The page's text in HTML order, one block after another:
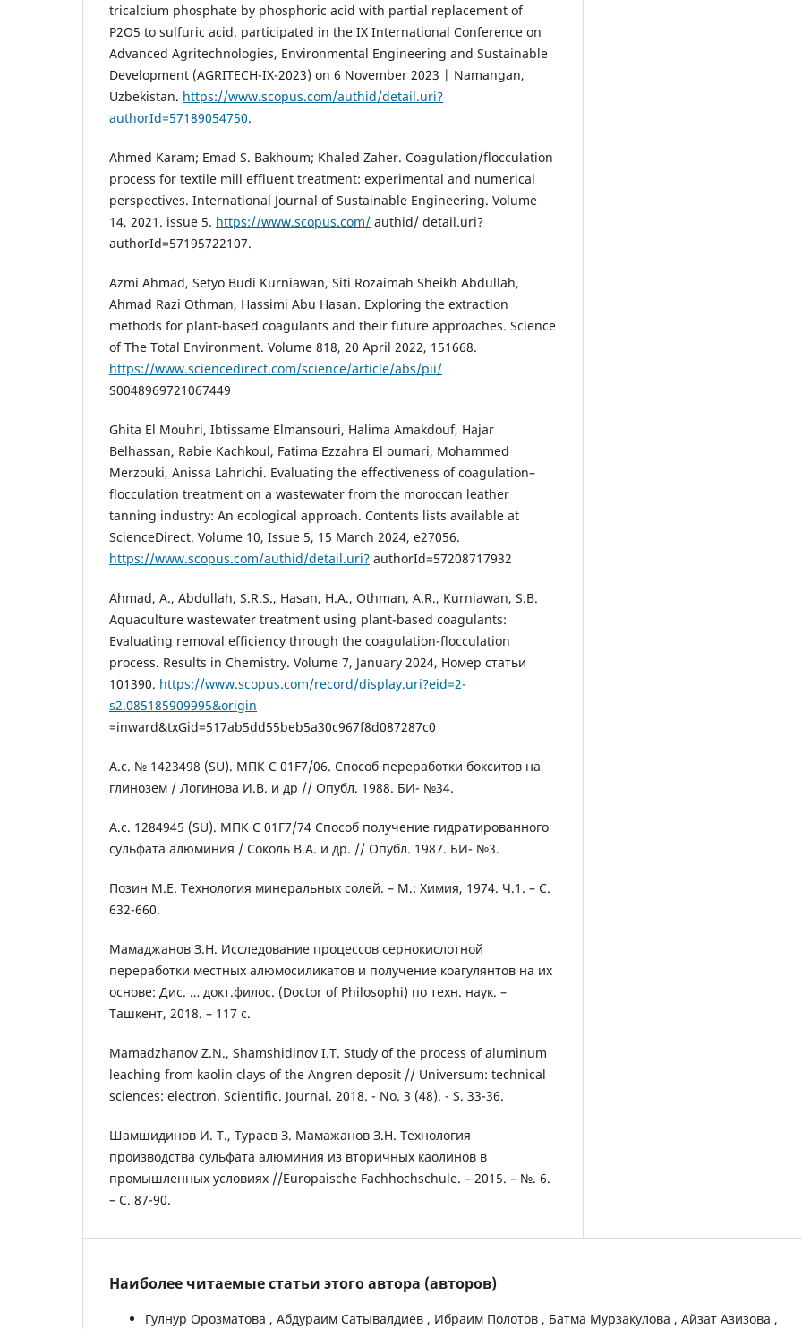
tricalcium phosphate by phosphoric acid with partial replacement of
P2O5 to sulfuric acid. participated in the IX International Conference on
Advanced Agritechnologies, Environmental Engineering and Sustainable
Development (AGRITECH-IX-2023) on 6 November 2023 | Namangan,
Uzbekistan. https://www.scopus.com/authid/detail.uri?
authorId=57189054750.
Ahmed Karam; Emad S. Bakhoum; Khaled Zaher. Coagulation/flocculation
process for textile mill effluent treatment: experimental and numerical
perspectives. International Journal of Sustainable Engineering. Volume
14, 2021. issue 5. https://www.scopus.com/ authid/ detail.uri?
authorId=57195722107.
Azmi Ahmad, Setyo Budi Kurniawan, Siti Rozaimah Sheikh Abdullah,
Ahmad Razi Othman, Hassimi Abu Hasan. Exploring the extraction
methods for plant-based coagulants and their future approaches. Science
of The Total Environment. Volume 818, 20 April 2022, 151668.
https://www.sciencedirect.com/science/article/abs/pii/
S0048969721067449
Ghita El Mouhri, Ibtissame Elmansouri, Halima Amakdouf, Hajar
Belhassan, Rabie Kachkoul, Fatima Ezzahra El oumari, Mohammed
Merzouki, Anissa Lahrichi. Evaluating the effectiveness of coagulation–
flocculation treatment on a wastewater from the moroccan leather
tanning industry: An ecological approach. Contents lists available at
ScienceDirect. Volume 10, Issue 5, 15 March 2024, e27056.
https://www.scopus.com/authid/detail.uri? authorId=57208717932
Ahmad, A., Abdullah, S.R.S., Hasan, H.A., Othman, A.R., Kurniawan, S.B.
Aquaculture wastewater treatment using plant-based coagulants:
Evaluating removal efficiency through the coagulation-flocculation
process. Results in Chemistry. Volume 7, January 2024, Номер статьи
101390. https://www.scopus.com/record/display.uri?eid=2-
s2.085185909995&origin
=inward&txGid=517ab5dd55beb5a30c967f8d087287c0
А.с. № 1423498 (SU). МПК С 01F7/06. Способ переработки бокситов на
глинозем / Логинова И.В. и др // Опубл. 1988. БИ- №34.
А.с. 1284945 (SU). МПК С 01F7/74 Способ получение гидратированного
сульфата алюминия / Соколь В.А. и др. // Опубл. 1987. БИ- №3.
Позин М.Е. Технология минеральных солей. – М.: Химия, 1974. Ч.1. – С.
632-660.
Мамаджанов З.Н. Исследование процессов сернокислотной
переработки местных алюмосиликатов и получение коагулянтов на их
основе: Дис. … докт.филос. (Doctor of Philosophi) по техн. наук. –
Ташкент, 2018. – 117 с.
Mamadzhanov Z.N., Shamshidinov I.T. Study of the process of aluminum
leaching from kaolin clays of the Angren deposit // Universum: technical
sciences: electron. Scientific. Journal. 2018. - No. 3 (48). - S. 33-36.
Шамшидинов И. Т., Тураев З. Мамажанов З.Н. Технология
производства сульфата алюминия из вторичных каолинов в
промышленных условиях //Europaische Fachhochschule. – 2015. – №. 6.
– С. 87-90.
Наиболее читаемые статьи этого автора (авторов)
Гулнур Орозматова , Абдураим Сатывалдиев , Ибраим Полотов , Батма Мурзакулова , Айзат Азизова ,